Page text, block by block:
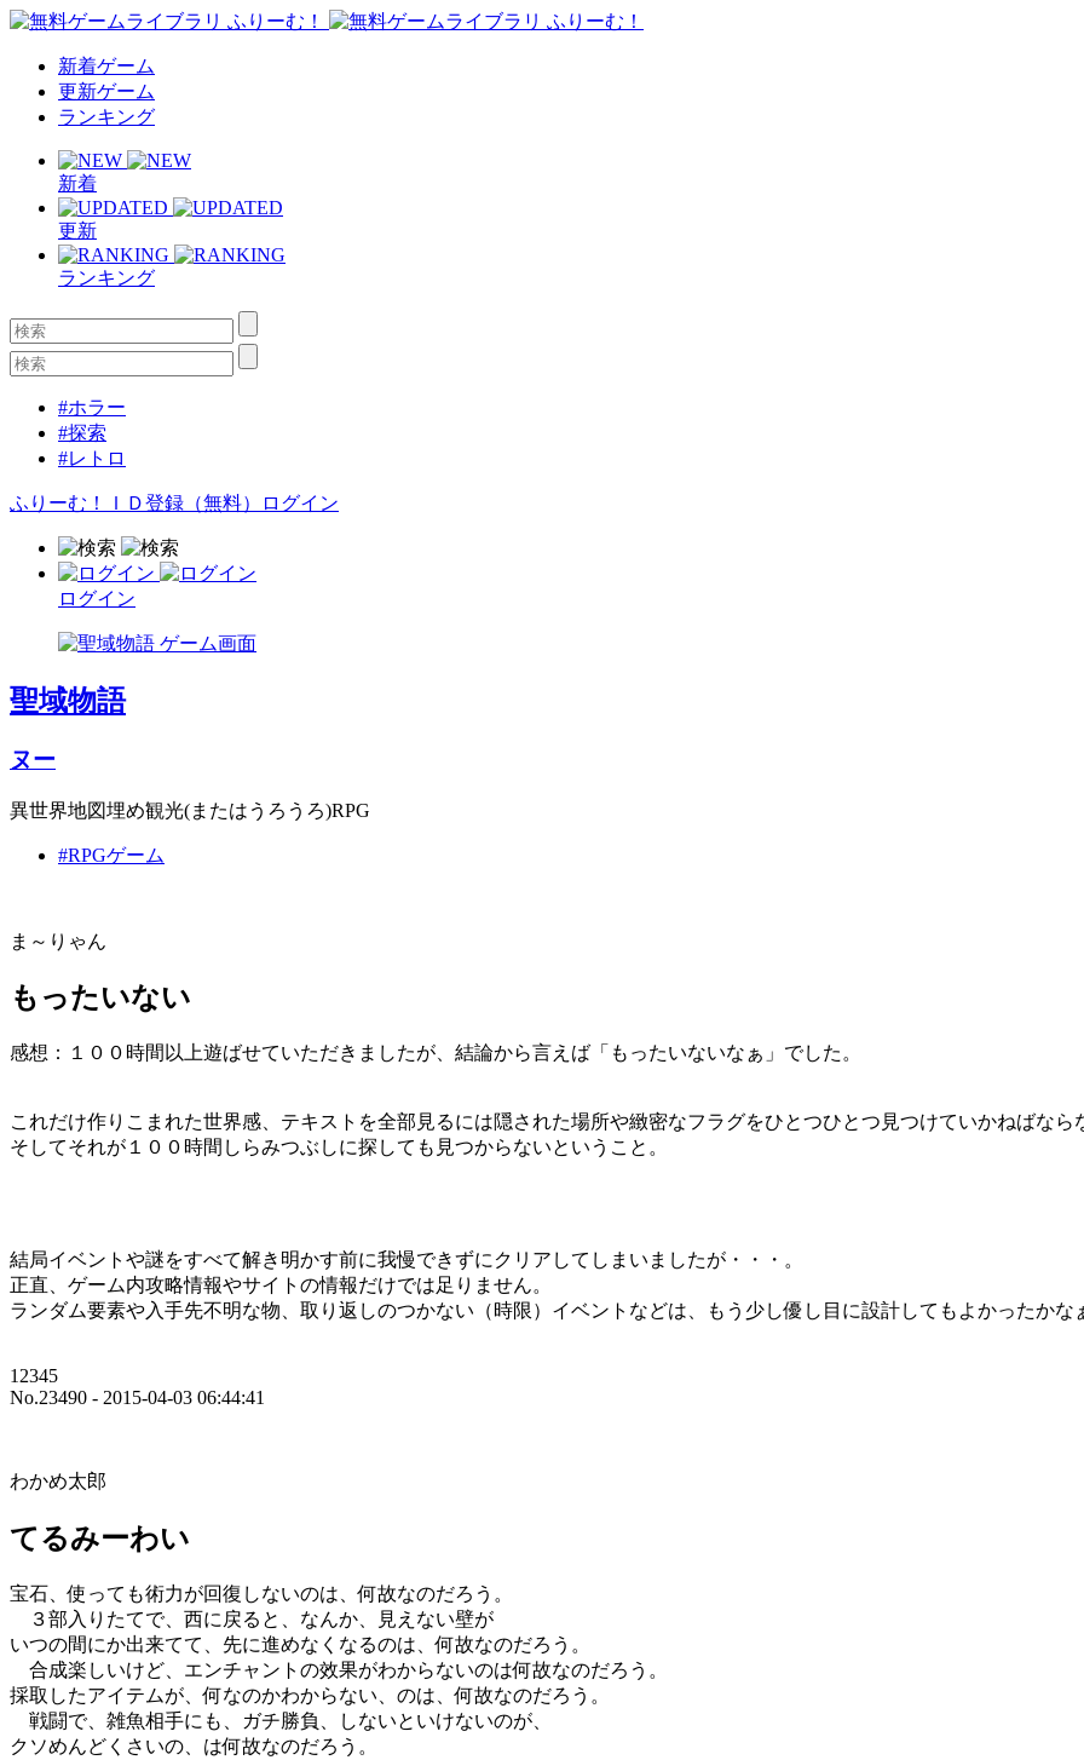
新着ゲーム
更新ゲーム
ランキング
新着
更新
ランキング
#ホラー
#探索
#レトロ
ふりーむ！ＩＤ登録（無料） ログイン
ログイン
聖域物語
ヌー
異世界地図埋め観光(またはうろうろ)RPG
#RPGゲーム
ま～りゃん
もったいない
感想：１００時間以上遊ばせていただきましたが、結論から言えば「もったいないなぁ」でした。
これだけ作りこまれた世界感、テキストを全部見るには隠された場所や緻密なフラグをひとつひとつ見つけていかねばなら
そしてそれが１００時間しらみつぶしに探しても見つからないということ。
結局イベントや謎をすべて解き明かす前に我慢できずにクリアしてしまいましたが・・・。
正直、ゲーム内攻略情報やサイトの情報だけでは足りません。
ランダム要素や入手先不明な物、取り返しのつかない（時限）イベントなどは、もう少し優し目に設計してもよかったかな
12345
No.23490 - 2015-04-03 06:44:41
わかめ太郎
てるみーわい
宝石、使っても術力が回復しないのは、何故なのだろう。
３部入りたてで、西に戻ると、なんか、見えない壁が
いつの間にか出来てて、先に進めなくなるのは、何故なのだろう。
合成楽しいけど、エンチャントの效果がわからないのは何故なのだろう。
採取したアイテムが、何なのかわからない、のは、何故なのだろう。
戦闘で、雑魚相手にも、ガチ勝負、しないといけないのが、
クソめんどくさいの、は何故なのだろう。